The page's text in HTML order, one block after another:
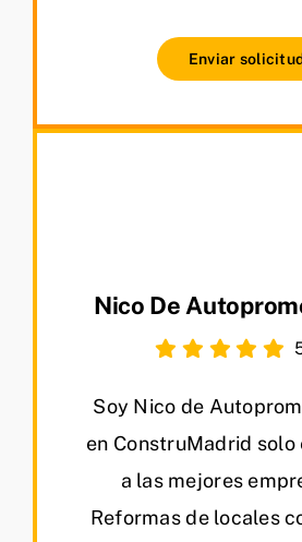
Enviar
Nico De
Soy Nico de
en ConstruMadrid
a las mejores
Reformas de locales